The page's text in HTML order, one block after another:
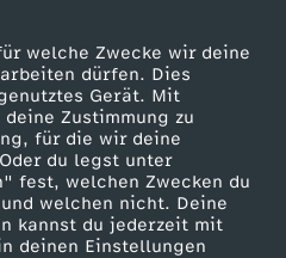
welche Zwecke wir deine
dürfen. Dies
Gerät. Mit
Zustimmung zu
für die wir deine
du legst unter
fest, welchen Zwecken du
welchen nicht. Deine
kannst du jederzeit mit
deinen Einstellungen